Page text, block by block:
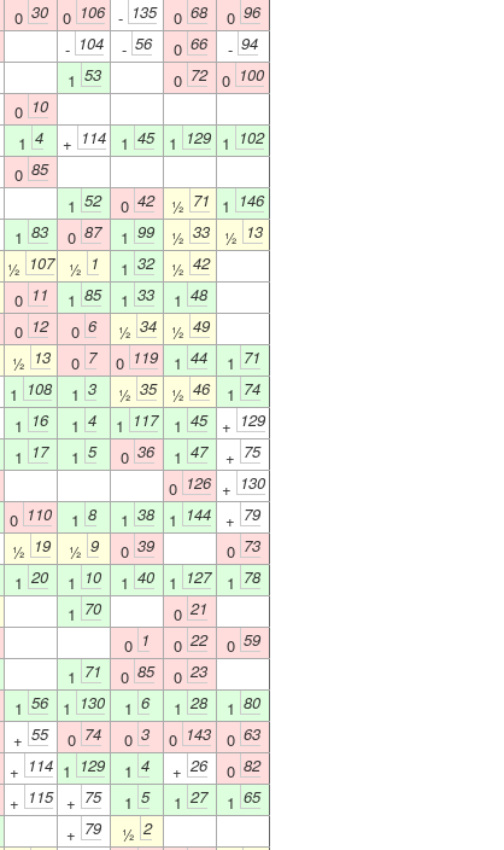
0 30 0 106 - 135 0 68 0 96
- 104 - 56 0 66 - 94
1 53 0 72 0 100
0 10
1 4 + 114 1 45 1 129 1 102
0 85
1 52 0 42 ½ 71 1 146
1 83 0 87 1 99 ½ 33 ½ 13
½ 107 ½ 1 1 32 ½ 42
0 11 1 85 1 33 1 48
0 12 0 6 ½ 34 ½ 49
½ 13 0 7 0 119 1 44 1 71
1 108 1 3 ½ 35 ½ 46 1 74
1 16 1 4 1 117 1 45 + 129
1 17 1 5 0 36 1 47 + 75
0 126 + 130
0 110 1 8 1 38 1 144 + 79
½ 19 ½ 9 0 39 0 73
1 20 1 10 1 40 1 127 1 78
1 70 0 21
0 1 0 22 0 59
1 71 0 85 0 23
1 56 1 130 1 6 1 28 1 80
+ 55 0 74 0 3 0 143 0 63
+ 114 1 129 1 4 + 26 0 82
+ 115 + 75 1 5 1 27 1 65
+ 79 ½ 2